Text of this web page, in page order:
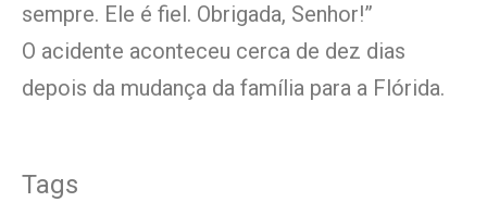
sempre. Ele é fiel. Obrigada, Senhor!”
O acidente aconteceu cerca de dez dias
depois da mudança da família para a Flórida.
Tags